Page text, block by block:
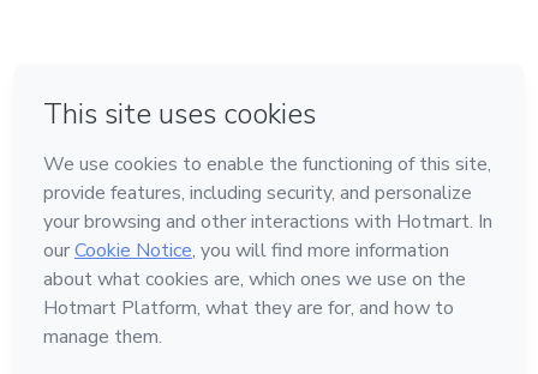
Feito com ❤ em Bogotá
Conheça a Hotmart
Idioma
Português